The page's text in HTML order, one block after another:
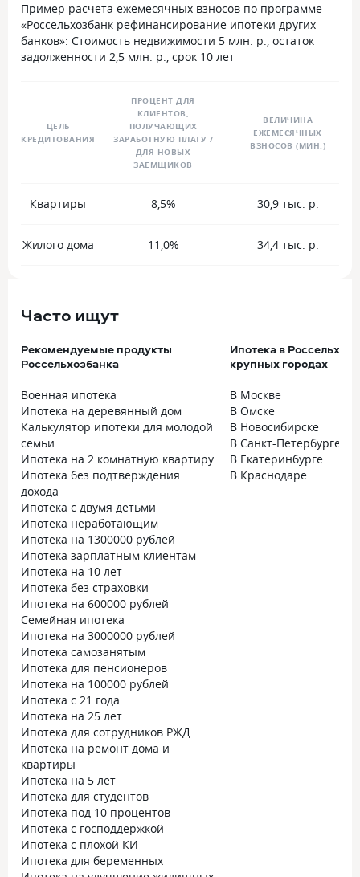
Пример расчета ежемесячных взносов по программе
«Россельхозбанк рефинансирование ипотеки других
банков»: Стоимость недвижимости 5 млн. р., остаток
задолженности 2,5 млн. р., срок 10 лет
ЦЕЛЬ
КРЕДИТОВАНИЯ
ПРОЦЕНТ ДЛЯ
КЛИЕНТОВ,
ПОЛУЧАЮЩИХ
ЗАРАБОТНУЮ ПЛАТУ /
ДЛЯ НОВЫХ
ЗАЕМЩИКОВ
ВЕЛИЧИНА
ЕЖЕМЕСЯЧНЫХ
ВЗНОСОВ (МИН.)
Квартиры 8,5% 30,9 тыс. р.
Жилого дома 11,0% 34,4 тыс. р.
Часто ищут
Рекомендуемые продукты
Россельхозбанка
Военная ипотека
Ипотека на деревянный дом
Калькулятор ипотеки для молодой
семьи
Ипотека на 2 комнатную квартиру
Ипотека без подтверждения
дохода
Ипотека с двумя детьми
Ипотека неработающим
Ипотека на 1300000 рублей
Ипотека зарплатным клиентам
Ипотека на 10 лет
Ипотека без страховки
Ипотека на 600000 рублей
Семейная ипотека
Ипотека на 3000000 рублей
Ипотека самозанятым
Ипотека для пенсионеров
Ипотека на 100000 рублей
Ипотека с 21 года
Ипотека на 25 лет
Ипотека для сотрудников РЖД
Ипотека на ремонт дома и
квартиры
Ипотека на 5 лет
Ипотека для студентов
Ипотека под 10 процентов
Ипотека с господдержкой
Ипотека с плохой КИ
Ипотека для беременных
Ипотека в
крупных городах
В Москве
В Омске
В Новосибирске
В Санкт-Петербурге
В Екатеринбурге
В Краснодаре